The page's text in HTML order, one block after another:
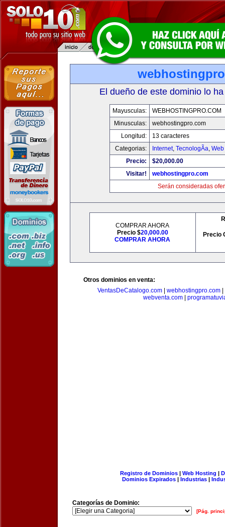
El dueño de este dominio lo
Mayusculas:
WEBHOSTINGPRO.COM
Minusculas:
webhostingpro.com
Longitud:
13 caracteres
Categorias:
Internet, TecnologÃ­a,
Precio:
$20,000.00
Visitar!
webhostingpro.com
Serán consideradas
COMPRAR AHORA
Precio $20,000.00
COMPRAR AHORA
Precio
Otros dominios en venta:
VentasDeCatalogo.com| webhostingpro.com|
webventa.com|
Registro de Dominios| Web Hosting |
Dominios Expirados | Industrias |
Categorías de Dominio:
[Pág.